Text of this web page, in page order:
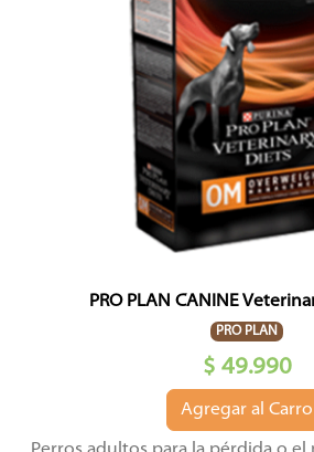
PRO PLAN CANINE
PRO PLAN
$ 49.990
Agregar al Carro